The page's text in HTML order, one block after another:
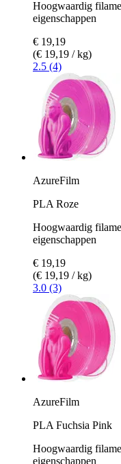
Hoogwaardig
eigenschappen
€ 19,19
(€ 19,19 / kg)
2.5 (4)
AzureFilm
PLA Roze
Hoogwaardig
eigenschappen
€ 19,19
(€ 19,19 / kg)
3.0 (3)
AzureFilm
PLA Fuchsia Pink
Hoogwaardig
eigenschappen